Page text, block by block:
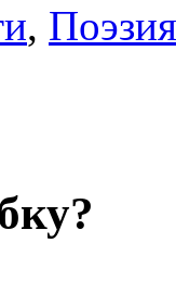
, Поэзия